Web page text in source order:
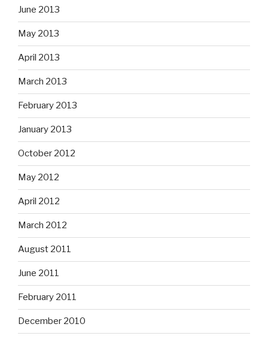
June 2013
May 2013
April 2013
March 2013
February 2013
January 2013
October 2012
May 2012
April 2012
March 2012
August 2011
June 2011
February 2011
December 2010